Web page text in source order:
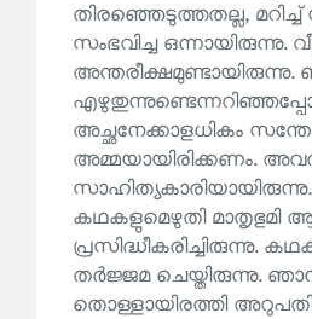
തിരഞ്ഞെടുത്തതല്ല, മറിച്ച്
സംഭവിച്ച ഒന്നായിരുന്നു.
അന്തരീക്ഷമുണ്ടായിരുന്നു.
അച്ഛനേക്കാളധികം
അമ്മയായിരിക്കണം.
കഥകളുമെഴുതി മാതൃഭുമി
പ്രസിദ്ധീകരിച്ചിരുന്നു.
തർജ്ജമ ചെയ്തിരുന്നു.
തൊള്ളായിരത്തി